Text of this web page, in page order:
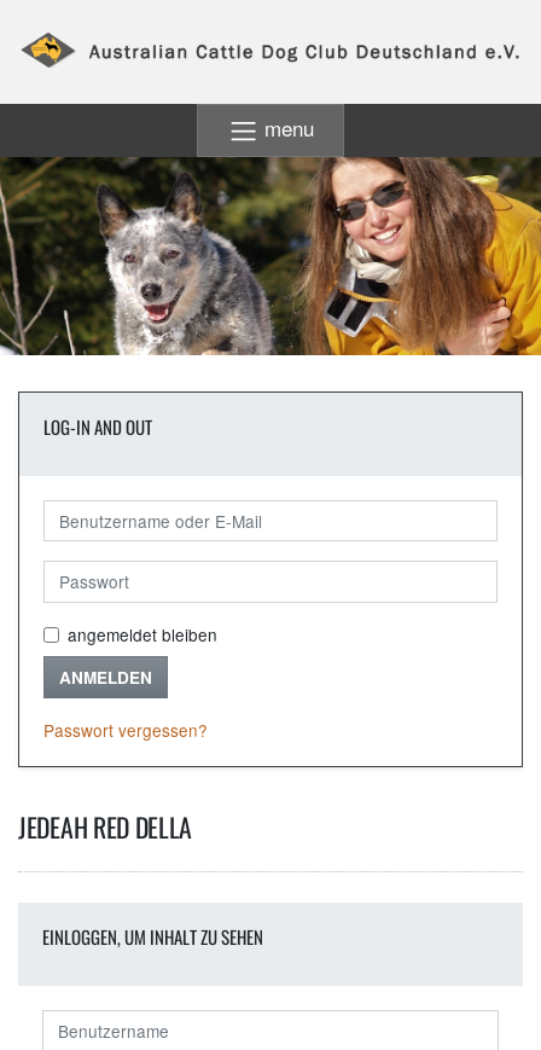
menu
LOG-IN AND OUT
angemeldet bleiben
ANMELDEN
Passwort vergessen?
JEDEAH RED DELLA
EINLOGGEN, UM INHALT ZU SEHEN